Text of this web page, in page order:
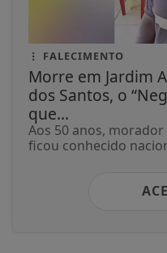
FALECIMENTO
Morre em Jardim
dos Santos, o
que...
Aos 50 anos,
ficou conhecido